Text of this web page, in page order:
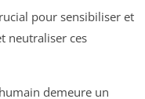
pour sensibiliser et
neutraliser ces
demeure un